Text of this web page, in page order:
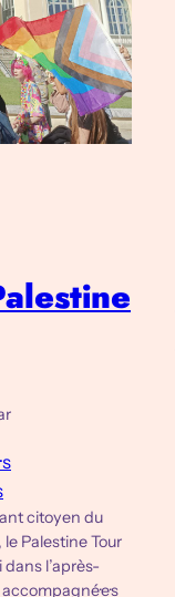
citoyen du
Palestine Tour
l’après-